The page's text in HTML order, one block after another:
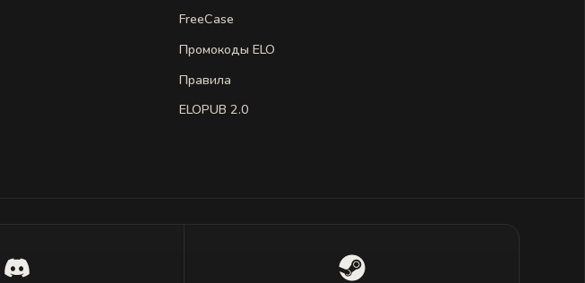
FreeCase
Промокоды ELO
Правила
ELOPUB 2.0